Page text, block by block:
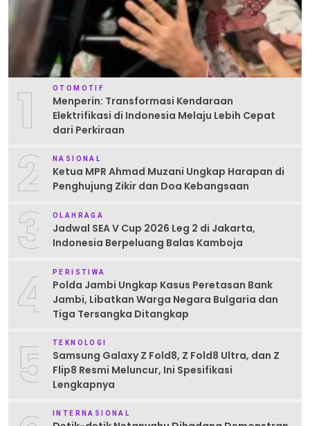
1 OTOMOTIF
Menperin: Transformasi Kendaraan
Elektrifikasi di Indonesia Melaju Lebih Cepat
dari Perkiraan
2 NASIONAL
Ketua MPR Ahmad Muzani Ungkap Harapan di
Penghujung Zikir dan Doa Kebangsaan
3 OLAHRAGA
Jadwal SEA V Cup 2026 Leg 2 di Jakarta,
Indonesia Berpeluang Balas Kamboja
4 PERISTIWA
Polda Jambi Ungkap Kasus Peretasan Bank
Jambi, Libatkan Warga Negara Bulgaria dan
Tiga Tersangka Ditangkap
5 TEKNOLOGI
Samsung Galaxy Z Fold8, Z Fold8 Ultra, dan Z
Flip8 Resmi Meluncur, Ini Spesifikasi
Lengkapnya
INTERNASIONAL